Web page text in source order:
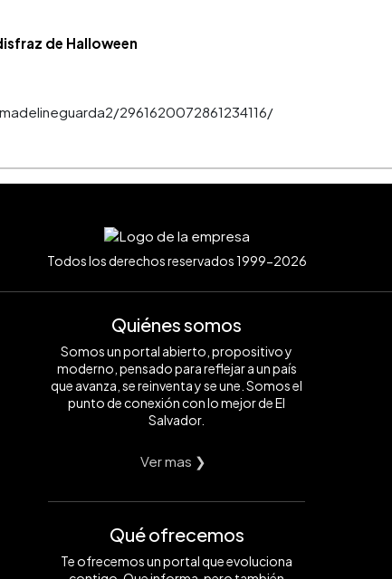
de Halloween
2961620072861234116/
Todos los derechos reservados 1999-2026
Quiénes somos
Somos un portal abierto, propositivo y
moderno, pensado para reflejar a un país
que avanza, se reinventa y se une. Somos el
punto de conexión con lo mejor de El
Salvador.
Ver mas ❯
Qué ofrecemos
Te ofrecemos un portal que evoluciona